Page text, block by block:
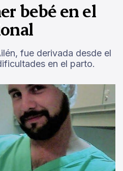
bebé en el
fue derivada desde el
en el parto.